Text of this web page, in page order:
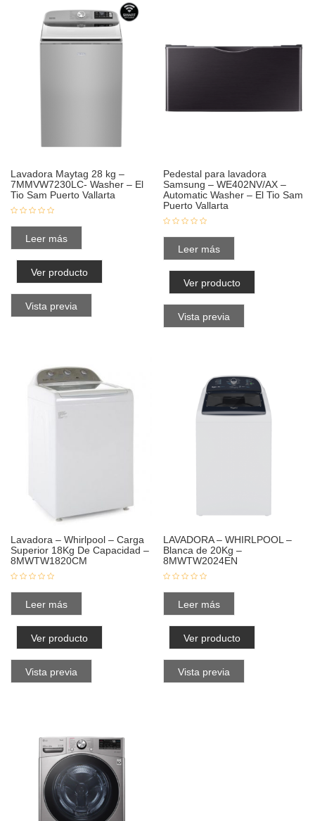
Lavadora Maytag 28 kg –
7MMVW7230LC- Washer – El
Tio Sam Puerto Vallarta
Leer más
Ver producto
Vista previa
Pedestal para lavadora
Samsung – WE402NV/AX –
Automatic Washer – El Tio Sam
Puerto Vallarta
Leer más
Ver producto
Vista previa
Lavadora – Whirlpool – Carga
Superior 18Kg De Capacidad –
8MWTW1820CM
Leer más
Ver producto
Vista previa
LAVADORA – WHIRLPOOL –
Blanca de 20Kg –
8MWTW2024EN
Leer más
Ver producto
Vista previa